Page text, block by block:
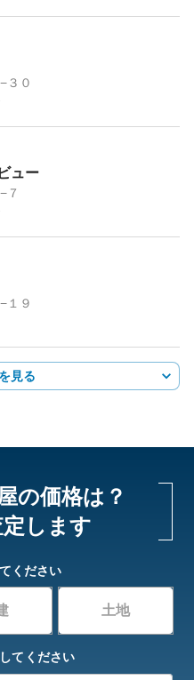
３０
ュー
７
１９
見る
の価格は？
します
ください
土地
てください